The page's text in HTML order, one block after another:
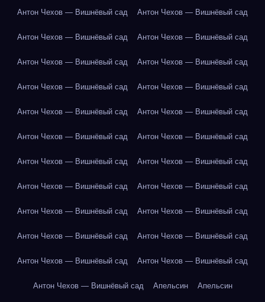
Антон Чехов — Вишнёвый сад Антон Чехов — Вишнёвый сад
Антон Чехов — Вишнёвый сад Антон Чехов — Вишнёвый сад
Антон Чехов — Вишнёвый сад Антон Чехов — Вишнёвый сад
Антон Чехов — Вишнёвый сад Антон Чехов — Вишнёвый сад
Антон Чехов — Вишнёвый сад Антон Чехов — Вишнёвый сад
Антон Чехов — Вишнёвый сад Антон Чехов — Вишнёвый сад
Антон Чехов — Вишнёвый сад Антон Чехов — Вишнёвый сад
Антон Чехов — Вишнёвый сад Антон Чехов — Вишнёвый сад
Антон Чехов — Вишнёвый сад Антон Чехов — Вишнёвый сад
Антон Чехов — Вишнёвый сад Антон Чехов — Вишнёвый сад
Антон Чехов — Вишнёвый сад Антон Чехов — Вишнёвый сад
Антон Чехов — Вишнёвый сад Апельсин Апельсин